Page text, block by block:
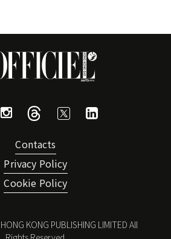
Contacts
Privacy Policy
Cookie Policy
KONG PUBLISHING LIMITED All